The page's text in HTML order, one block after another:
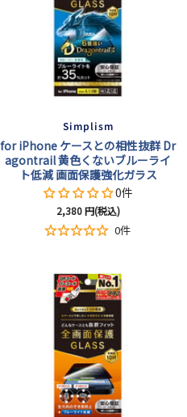
Simplism
for iPhone ケースとの相性抜群 Dr
agontrail 黄色くないブルーライ
ト低減 画面保護強化ガラス
0件
セ
ー
格
2,380円(税込)
0件